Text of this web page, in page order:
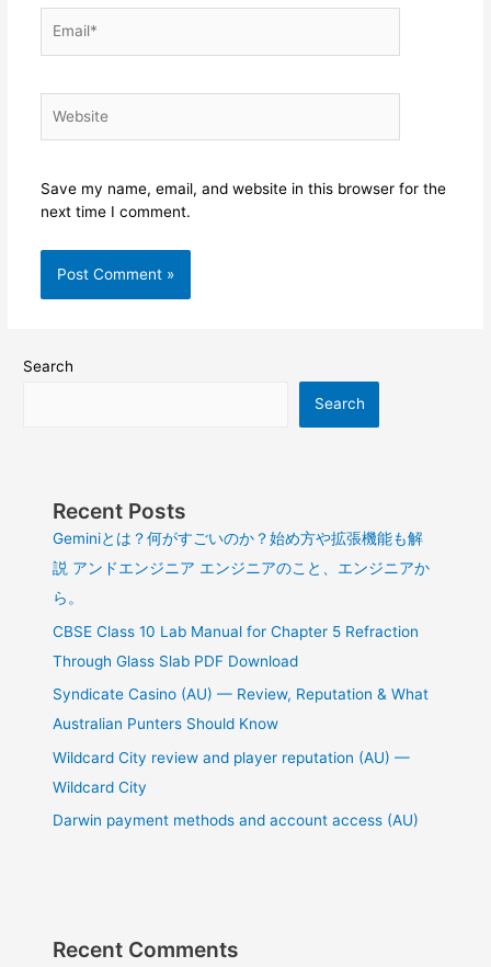
Save my name, email, and website in this browser for the
next time I comment.
Search
Search
Recent Posts
Geminiとは？何がすごいのか？始め方や拡張機能も解
説 アンドエンジニア エンジニアのこと、エンジニアか
ら。
CBSE Class 10 Lab Manual for Chapter 5 Refraction
Through Glass Slab PDF Download
Syndicate Casino (AU) — Review, Reputation & What
Australian Punters Should Know
Wildcard City review and player reputation (AU) —
Wildcard City
Darwin payment methods and account access (AU)
Recent Comments